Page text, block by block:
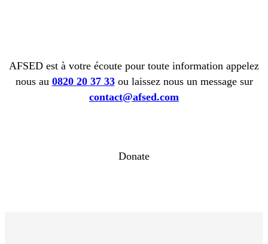
AFSED est à votre écoute pour toute information appelez
nous au 0820 20 37 33ou laissez nous un message sur
contact@afsed.com
Donate